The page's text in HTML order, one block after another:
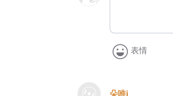
表情
朵唯i